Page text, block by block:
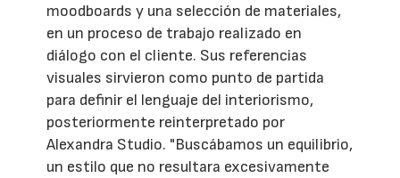
moodboards y una selección de materiales,
en un proceso de trabajo realizado en
diálogo con el cliente. Sus referencias
visuales sirvieron como punto de partida
para definir el lenguaje del interiorismo,
posteriormente reinterpretado por
Alexandra Studio. "Buscábamos un equilibrio,
un estilo que no resultara excesivamente